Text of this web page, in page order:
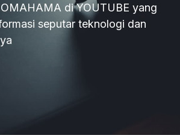
di YOUTUBE yang
seputar teknologi dan